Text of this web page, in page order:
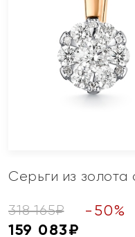
Серьги из золота
318 165₽ - 50%
159 083₽